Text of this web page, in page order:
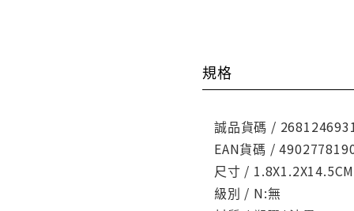
規格
誠品貨碼 /
EAN貨碼 /
尺寸 / 1.8X1.2X14.5CM
級別 / N:無